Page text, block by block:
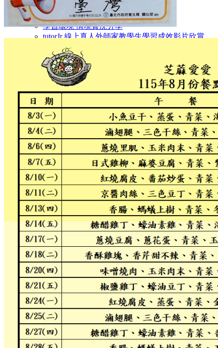
108課綱最新訊息
tutor Jr課程特色
學習環境 情境實況分享
tutorJr 線上真人外師家教學生學習成效影片欣賞
110年度成果發表會學生學習心得感想六年級全英
文
110年度成果發表會學生學習心得感想二三年級
110年度成果發表會學生學習心得感想四五年級
菁英美語(實體課程)
課程特色
教材介紹
創思作文
課程特色
師資介紹
文章分享
校園花絮
小學館相簿.花絮
中學館相簿.花絮
活動影片
招生訊息
最新課程
線上報名
聯絡我們
校園資料
與我聯絡